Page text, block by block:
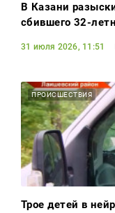
В Казани
сбившего 32-
31 июля 2026, 11:51
ПРОИСШЕСТВИЯ
Трое детей в